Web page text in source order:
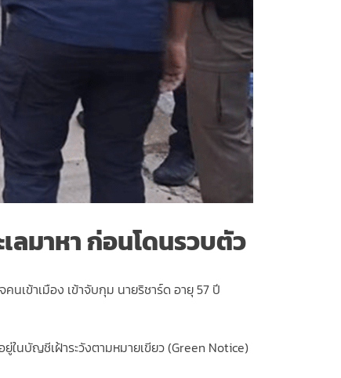
มาหา ก่อนโดนรวบตัว
เข้าเมือง เข้าจับกุม นายริชาร์ด อายุ 57 ปี
นบัญชีเฝ้าระวังตามหมายเขียว (Green Notice)